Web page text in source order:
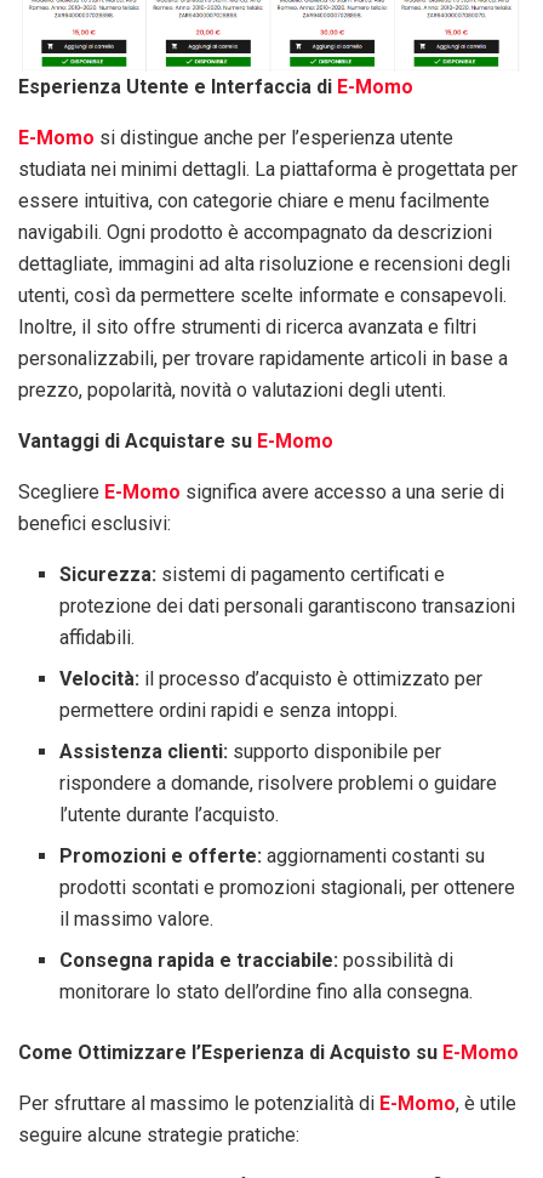
Esperienza Utente e Interfaccia di E-Momo
E-Momo si distingue anche per l’esperienza utente
studiata nei minimi dettagli. La piattaforma è progettata per
essere intuitiva, con categorie chiare e menu facilmente
navigabili. Ogni prodotto è accompagnato da descrizioni
dettagliate, immagini ad alta risoluzione e recensioni degli
utenti, così da permettere scelte informate e consapevoli.
Inoltre, il sito offre strumenti di ricerca avanzata e filtri
personalizzabili, per trovare rapidamente articoli in base a
prezzo, popolarità, novità o valutazioni degli utenti.
Vantaggi di Acquistare su E-Momo
Scegliere E-Momo significa avere accesso a una serie di
benefici esclusivi:
Sicurezza: sistemi di pagamento certificati e
protezione dei dati personali garantiscono transazioni
affidabili.
Velocità: il processo d’acquisto è ottimizzato per
permettere ordini rapidi e senza intoppi.
Assistenza clienti: supporto disponibile per
rispondere a domande, risolvere problemi o guidare
l’utente durante l’acquisto.
Promozioni e offerte: aggiornamenti costanti su
prodotti scontati e promozioni stagionali, per ottenere
il massimo valore.
Consegna rapida e tracciabile: possibilità di
monitorare lo stato dell’ordine fino alla consegna.
Come Ottimizzare l’Esperienza di Acquisto su E-Momo
Per sfruttare al massimo le potenzialità di E-Momo, è utile
seguire alcune strategie pratiche: